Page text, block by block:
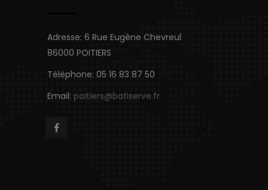
Adresse: 6 Rue Eugène Chevreul
86000 POITIERS
Téléphone: 05 16 83 87 50
Email: poitiers@batiserve.fr